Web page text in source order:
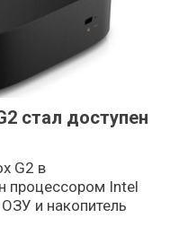
стал доступен
G2 в
процессором Intel
и накопитель